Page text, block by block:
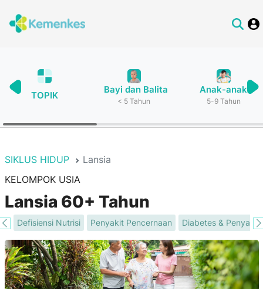
TOPIK
Bayi dan Balita
< 5 Tahun
Anak-anak
5-9 Tahun
SIKLUS HIDUP
Lansia
KELOMPOK USIA
Lansia 60+ Tahun
Defisiensi Nutrisi Penyakit Pencernaan Diabetes & Penyakit